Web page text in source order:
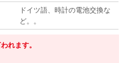
ドイツ語、時計の電池交換な
ど。。
れます。